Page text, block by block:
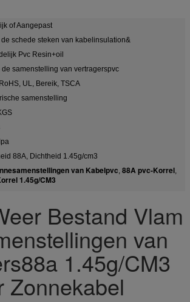
of Aangepast
de schede steken van kabelinsulation&
Pvc Resin+oil
de samenstelling van vertragerspvc
UL, Bereik, TSCA
samenstelling
88A, Dichtheid 1.45g/cm3
van Kabelpvc, 88A pvc-Korrel,
1.45g/CM3
Bestand Vlam
van
1.45g/CM3
Zonnekabel